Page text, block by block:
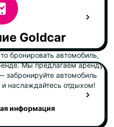
Goldcar
бронировать автомобиль,
Мы предлагаем аренду
забронируйте автомобиль
наслаждайтесь отдыхом!
информация